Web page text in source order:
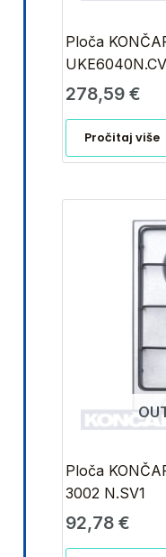
Ploča
278,59€
Pročitaj više
Ploča
3002 N.SV1
92,78€